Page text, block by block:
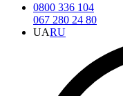
0800 336 104
067 280 24 80
UARU